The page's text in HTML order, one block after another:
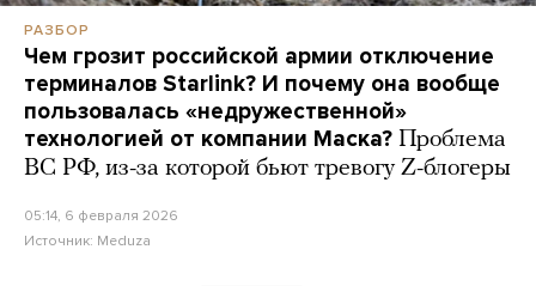
РАЗБОР
Чем грозит российской армии отключение
терминалов Starlink? И почему она вообще
пользовалась «недружественной»
технологией от компании Маска? Проблема
ВС РФ, из-за которой бьют тревогу Z-блогеры
05:14, 6 февраля 2026
Источник: Meduza